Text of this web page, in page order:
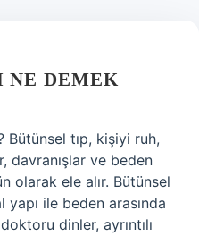
DEMEK
tıp, kişiyi ruh,
davranışlar ve beden
olarak ele alır. Bütünsel
ile beden arasında
dinler, ayrıntılı